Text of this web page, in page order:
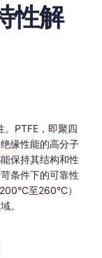
性解
。PTFE，即聚四
缘性能的高分子
保持其结构和性
条件下的可靠性
至260°C）
。